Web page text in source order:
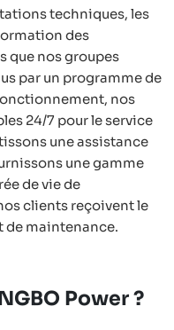
techniques, les
des
que nos groupes
par un programme de
nos
24/7 pour le service
une assistance
une gamme
de vie de
clients reçoivent le
de maintenance.
Power ?